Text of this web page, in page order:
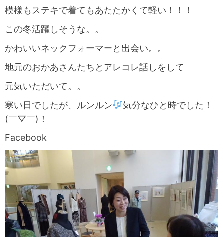
模様もステキで着てもあたたかくて軽い！！！
この冬活躍しそうな。。
かわいいネックフォーマーと出会い。。
地元のおかあさんたちとアレコレ話しをして
元気いただいて。。
寒い日でしたが、ルンルン
気分なひと時でした！
(￣▽￣)！
Facebook